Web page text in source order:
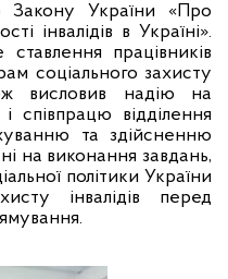
Закону України «Про
інвалідів в Україні».
ставлення працівників
соціального захисту
висловив надію на
співпрацю відділення
та здійсненню
на виконання завдань,
політики України
інвалідів перед